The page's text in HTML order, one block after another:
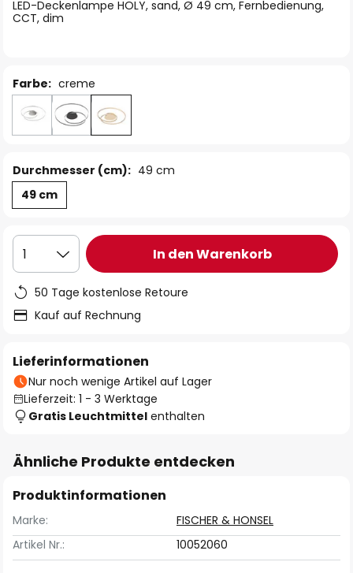
LED-Deckenlampe HOLY, sand, Ø 49 cm, Fernbedienung,
CCT, dim
Farbe: creme
Durchmesser (cm): 49 cm
49 cm
1 In den Warenkorb
50 Tage kostenlose Retoure
Kauf auf Rechnung
Lieferinformationen
Nur noch wenige Artikel auf Lager
Lieferzeit: 1 - 3 Werktage
Gratis Leuchtmittel enthalten
Ähnliche Produkte entdecken
Produktinformationen
Marke:
FISCHER & HONSEL
Artikel Nr.:
10052060